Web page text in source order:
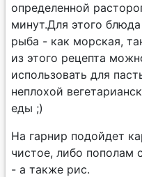
определенной
минут.Для этого
рыба - как морская,
из этого рецепта
использовать для
неплохой
еды ;)
На гарнир подойдет
чистое, либо пополам
- а также рис.